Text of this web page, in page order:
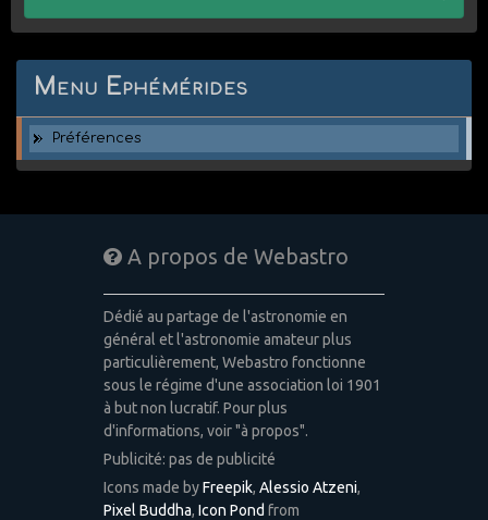
Menu Ephémérides
Préférences
A propos de Webastro
Dédié au partage de l'astronomie en
général et l'astronomie amateur plus
particulièrement, Webastro fonctionne
sous le régime d'une association loi 1901
à but non lucratif. Pour plus
d'informations, voir "à propos".
Publicité: pas de publicité
Icons made byFreepik, Alessio Atzeni,
Pixel Buddha, Icon Pond from